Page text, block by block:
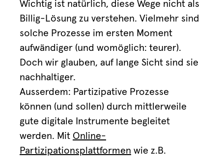
Wichtig ist natürlich, diese Wege nicht als
Billig-Lösung zu verstehen. Vielmehr sind
solche Prozesse im ersten Moment
aufwändiger (und womöglich: teurer).
Doch wir glauben, auf lange Sicht sind sie
nachhaltiger.
Ausserdem: Partizipative Prozesse
können (und sollen) durch mittlerweile
gute digitale Instrumente begleitet
werden. Mit Online-
Partizipationsplattformen wie z.B.